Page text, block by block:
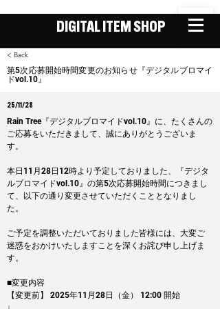
DIGITAL ITEM SHOP
< Back
第5次応募開始時間変更のお知らせ『デジタルブロマイ
ドvol.10』
25/11/28
Rain Tree『デジタルブロマイドvol.10』に、たくさんの
ご応募をいただきまして、誠にありがとうございま
す。
本日11月28日12時より予定しておりました、『デジタ
ルブロマイドvol.10』の第5次応募開始時間につきまし
て、以下の通り変更させていただくこととなりまし
た。
ご予定を調整いただいておりました皆様には、大変ご
迷惑をおかけいたしますことを深くお詫び申し上げま
す。
■変更内容
【変更前】 2025年11月28日（金） 12:00 開始